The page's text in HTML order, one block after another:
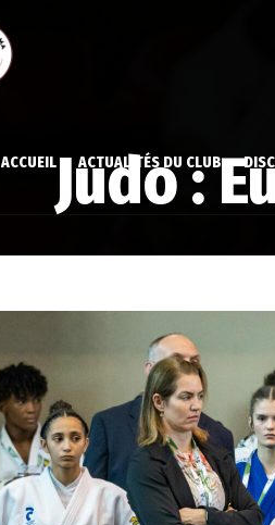
ACCUEIL ACTUALITÉS DU CLUB
Aïkido
Karaté
Judo :